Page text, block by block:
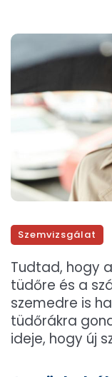
Szemvizsgálat
Tudtad, hogy
tüdőre és a
szemedre is
tüdőrákra
ideje, hogy új